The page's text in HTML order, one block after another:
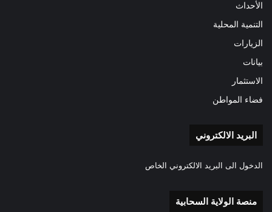
الأحداث
التنمية المحلية
الزيارات
بيانات
الاستثمار
فضاء المواطن
البريد الالكتروني
الدخول الى البريد الالكتروني الخاص
منصة الولاية السحابية